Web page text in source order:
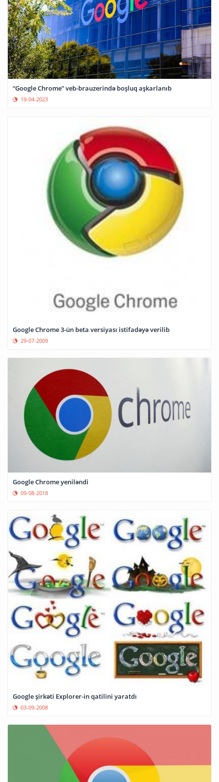
“Google Chrome” veb-brauzerində boşluq aşkarlanıb
19-04-2023
Google Chrome 3-ün beta versiyası istifadəyə verilib
29-07-2009
Google Chrome yeniləndi
09-08-2018
Google şirkəti Explorer-in qatilini yaratdı
03-09-2008